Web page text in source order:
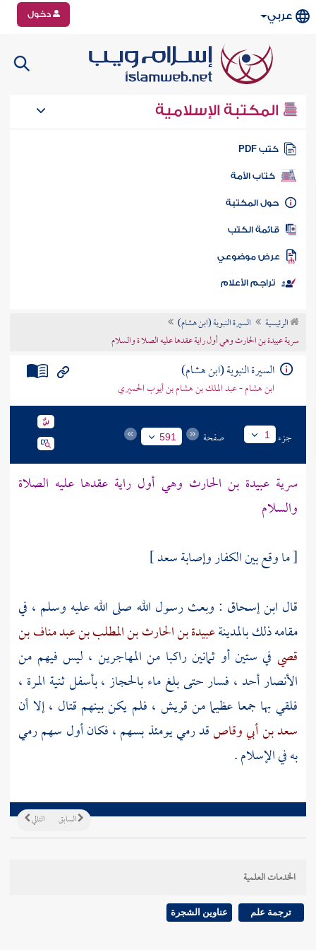
عربي دخول
المكتبة الإسلامية
كتب PDF
كتاب الأمة
المكتبة
الكتب
موضوعي
تراجم الأعلام
الرئيسية
السيرة النبوية (ابن هشام)
سرية عبيدة بن الحارث وهي أول راية عقدها عليه الصلا ة والسلام
السيرة النبوية (ابن هشام)
ابن هشام - عبد الملك بن هشام بن أيوب الحميري
جزء 1 صفحة 591
سرية عبيدة بن الحارث وهي أول راية عقدها عليه الصلاة
والسلام
[ ما وقع بين الكفار وإصابة سعد ]
قال ابن إسحاق : وبعث رسول الله صلى الله عليه وسلم ، في
مقامه ذلكبالمدينةعبيدة بن الحارث بن المطلب بن عبد مناف بن
قصي في ستين أو ثمانين راكبا من المهاجرين ، ليس فيهم من
الأنصارأحد ، فسار حتى بلغ ماءبالحجاز، بأسفلثنية المرة ،
فلقي بها جمعا عظيما منقريش ، فلم يكن بينهم قتال ، إلا أن
سعد بن أبي وقاصقد رمي يومئذ بسهم ، فكان أول سهم رمي
به في الإسلام .
التالي السابق
الخدمات العلمية
ترجمة علم عناوين الشجرة